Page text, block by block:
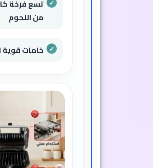
من اللحوم
خامات قوية